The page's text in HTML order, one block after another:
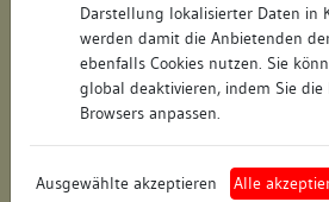
Darstellung lokalisierter Daten in
werden damit die Anbietenden
ebenfalls Cookies nutzen. Sie
global deaktivieren, indem Sie
Browsers anpassen.
Ausgewählte akzeptieren Alle
Regierungsbezirk:
Wohnplatzschlüssel:
Flurstücknummer: 279
Historischer Straßenname: